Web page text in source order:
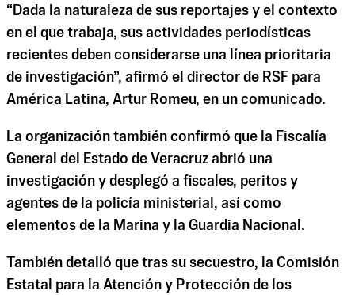
“Dada la naturaleza de sus reportajes y el contexto
en el que trabaja, sus actividades periodísticas
recientes deben considerarse una línea prioritaria
de investigación”, afirmó el director de RSF para
América Latina, Artur Romeu, en un comunicado.
La organización también confirmó que la Fiscalía
General del Estado de Veracruz abrió una
investigación y desplegó a fiscales, peritos y
agentes de la policía ministerial, así como
elementos de la Marina y la Guardia Nacional.
También detalló que tras su secuestro, la Comisión
Estatal para la Atención y Protección de los